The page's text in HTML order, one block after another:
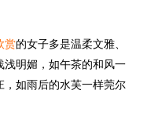
赏的女子多是温柔文雅、
明媚，如午茶的和风一
如雨后的水芙一样莞尔